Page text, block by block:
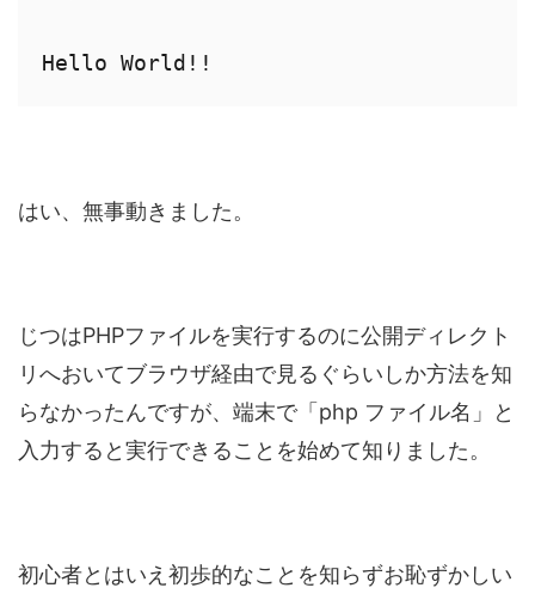
Hello World!!
はい、無事動きました。
じつはPHPファイルを実行するのに公開ディレクト
リへおいてブラウザ経由で見るぐらいしか方法を知
らなかったんですが、端末で「php ファイル名」と
入力すると実行できることを始めて知りました。
初心者とはいえ初歩的なことを知らずお恥ずかしい